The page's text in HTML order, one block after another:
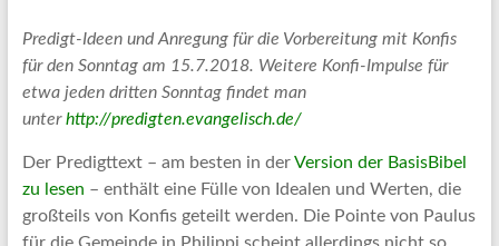
Predigt-Ideen und Anregung für die Vorbereitung mit Konfis
für den Sonntag am 15.7.2018. Weitere Konfi-Impulse für
etwa jeden dritten Sonntag findet man
unterhttp://predigten.evangelisch.de/
Der Predigttext – am besten in derVersion der BasisBibel
zu lesen – enthält eine Fülle von Idealen und Werten, die
großteils von Konfis geteilt werden. Die Pointe von Paulus